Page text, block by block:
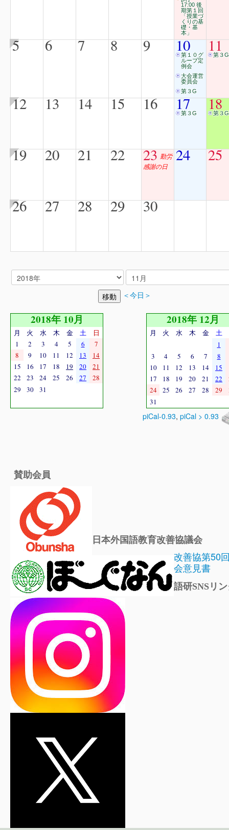
17:00 後
期第１回
「授業づ
くりの基
礎・基
本」
5 6 7 8 9 10
第１０グ
ループ定
例会
大会運営
委員会
第３G
11
第３G
12 13 14 15 16 17
第３G 18
第３G
19 20 21 22 23 勤労
感謝の日
24 25
26 27 28 29 30
＜今日＞
2018年 10月
月 火 水 木 金 土
日
1
2 3 4 5 6
7
8
9 10 11 12 13
14
15
16 17 18 19 20
21
22
23 24 25 26 27
28
29
30 31
2018年 12月
月 火 水 木 金 土
1
3
4 5 6 7
8
10
11 12 13 14 15
17
18 19 20 21 22
24
25 26 27 28 29
31
piCal-0.93, piCal > 0.93
賛助会員
日本外国語教育改善協議会
改善協第50
会意見書
語研SNSリ